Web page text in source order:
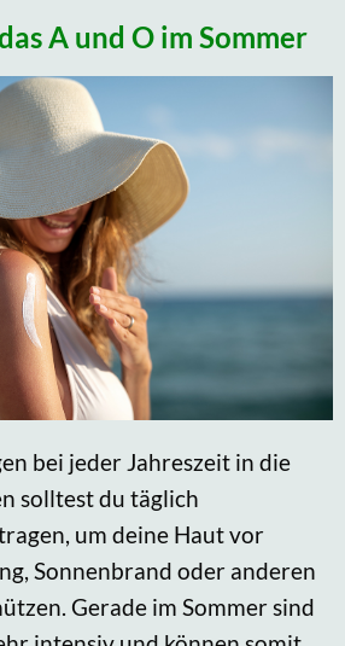
A und O im Sommer
bei jeder Jahreszeit in die
solltest du täglich
um deine Haut vor
Sonnenbrand oder anderen
Gerade im Sommer sind